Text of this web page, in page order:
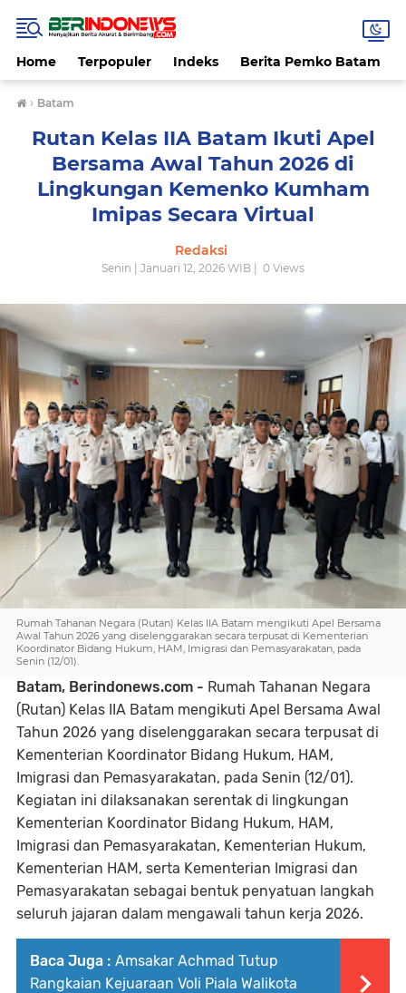
Home Terpopuler Indeks Berita Pemko Batam
› Batam
Rutan Kelas IIA Batam Ikuti Apel
Bersama Awal Tahun 2026 di
Lingkungan Kemenko Kumham
Imipas Secara Virtual
Redaksi
Senin | Januari 12, 2026 WIB | 0 Views
Rumah Tahanan Negara (Rutan) Kelas IIA Batam mengikuti Apel Bersama
Awal Tahun 2026 yang diselenggarakan secara terpusat di Kementerian
Koordinator Bidang Hukum, HAM, Imigrasi dan Pemasyarakatan, pada
Senin (12/01).
Batam, Berindonews.com - Rumah Tahanan Negara
(Rutan) Kelas IIA Batam mengikuti Apel Bersama Awal
Tahun 2026 yang diselenggarakan secara terpusat di
Kementerian Koordinator Bidang Hukum, HAM,
Imigrasi dan Pemasyarakatan, pada Senin (12/01).
Kegiatan ini dilaksanakan serentak di lingkungan
Kementerian Koordinator Bidang Hukum, HAM,
Imigrasi dan Pemasyarakatan, Kementerian Hukum,
Kementerian HAM, serta Kementerian Imigrasi dan
Pemasyarakatan sebagai bentuk penyatuan langkah
seluruh jajaran dalam mengawali tahun kerja 2026.
Baca Juga : Amsakar Achmad Tutup
Rangkaian Kejuaraan Voli Piala Walikota